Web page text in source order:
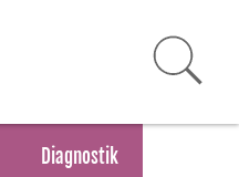
Diagnostik